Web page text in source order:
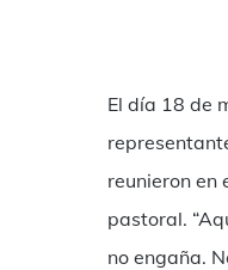
El día 18 de
reunieron en
pastoral.
no engaña.